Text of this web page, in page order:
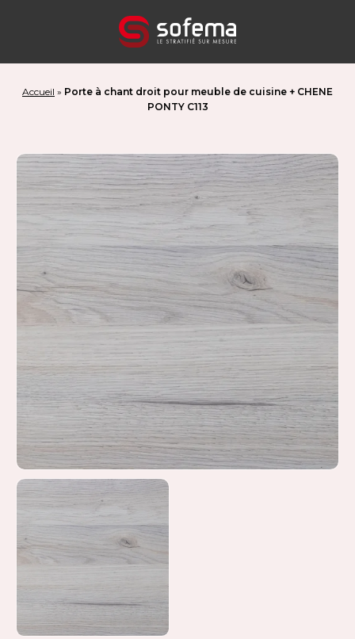
Accueil » Porte à chant droit pour meuble de cuisine + CHENE
PONTY C113